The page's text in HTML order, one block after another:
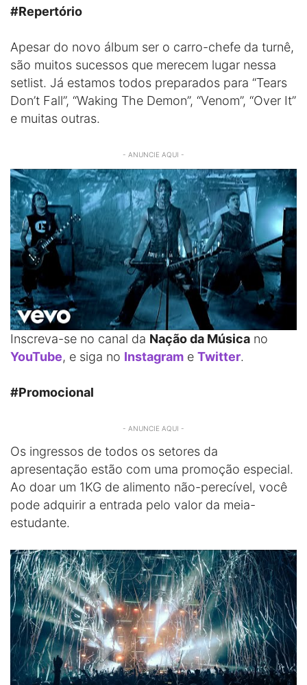
#Repertório
Apesar do novo álbum ser o carro-chefe da turnê,
são muitos sucessos que merecem lugar nessa
setlist. Já estamos todos preparados para “Tears
Don’t Fall”, “Waking The Demon”, “Venom”, “Over It”
e muitas outras.
- ANUNCIE AQUI -
Inscreva-se no canal da Nação da Música no
YouTube, e siga no Instagram e Twitter.
#Promocional
- ANUNCIE AQUI -
Os ingressos de todos os setores da
apresentação estão com uma promoção especial.
Ao doar um 1KG de alimento não-perecível, você
pode adquirir a entrada pelo valor da meia-
estudante.